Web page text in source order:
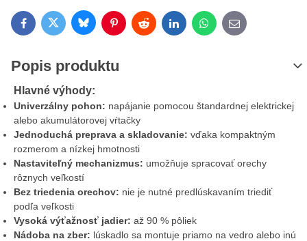
FacebookTwitterBlueskyPinterestRedditLinkedInWhatsApp
E-mail
Popis produktu
Hlavné výhody:
Univerzálny pohon: napájanie pomocou štandardnej elektrickej
alebo akumulátorovej vŕtačky
Jednoduchá preprava a skladovanie: vďaka kompaktným
rozmerom a nízkej hmotnosti
Nastaviteľný mechanizmus: umožňuje spracovať orechy
rôznych veľkostí
Bez triedenia orechov: nie je nutné predlúskavaním triediť
podľa veľkosti
Vysoká výťažnosť jadier: až 90 % pôliek
Nádoba na zber: lúskadlo sa montuje priamo na vedro alebo inú